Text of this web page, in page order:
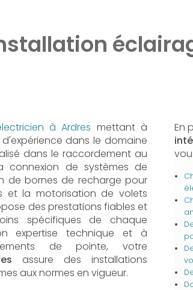
à Ardres mettant à
dans le domaine
dans le raccordement au
connexion de systèmes de
de bornes de recharge pour
et la motorisation de volets
des prestations fiables et
spécifiques de chaque
expertise technique et à
de pointe, votre
assure des installations
aux normes en vigueur.
En